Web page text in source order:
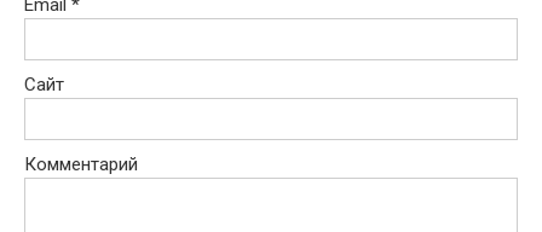
Email *
Сайт
Комментарий